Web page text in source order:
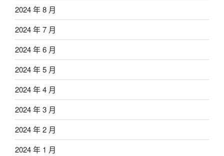
2024 年 8 月
2024 年 7 月
2024 年 6 月
2024 年 5 月
2024 年 4 月
2024 年 3 月
2024 年 2 月
2024 年 1 月